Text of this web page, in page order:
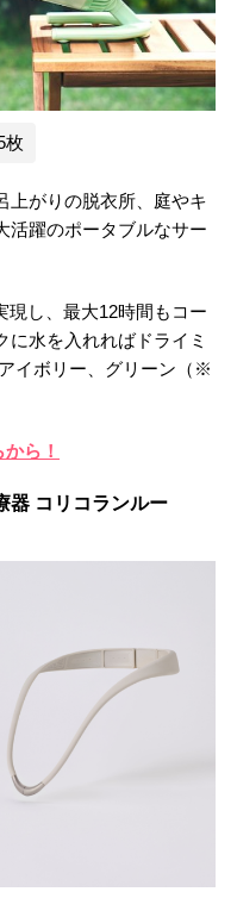
枚
上がりの脱衣所、庭やキ
活躍のポータブルなサー
現し、最大12時間もコー
に水を入れればドライミ
イボリー、グリーン（※
ら！
器 コリコランルー